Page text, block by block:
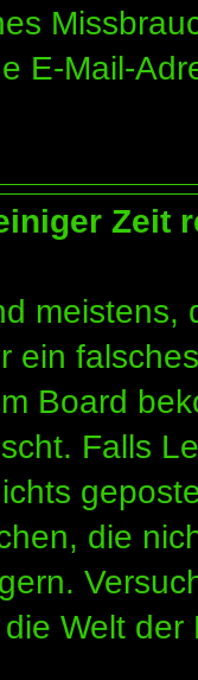
E-Mail-
Zeit
ein
Board
Falls
die
Welt der